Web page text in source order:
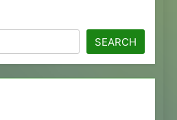
SEARCH